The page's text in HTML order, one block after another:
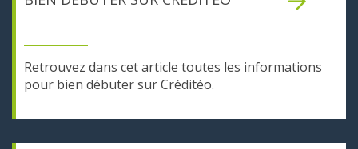
Retrouvez dans cet article toutes les informations
pour bien débuter sur Créditéo.